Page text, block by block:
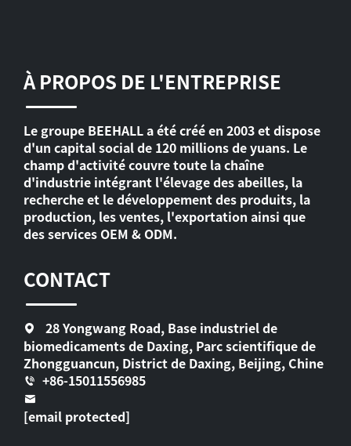
À PROPOS DE L'ENTREPRISE
Le groupe BEEHALL a été créé en 2003 et dispose
d'un capital social de 120 millions de yuans. Le
champ d'activité couvre toute la chaîne
d'industrie intégrant l'élevage des abeilles, la
recherche et le développement des produits, la
production, les ventes, l'exportation ainsi que
des services OEM & ODM.
CONTACT
28 Yongwang Road, Base industriel de
biomedicaments de Daxing, Parc scientifique de
Zhongguancun, District de Daxing, Beijing, Chine
+86-15011556985
[email protected]